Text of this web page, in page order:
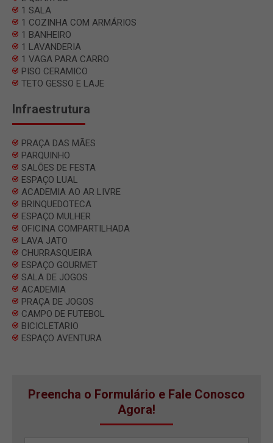
1 SALA
1 COZINHA COM ARMÁRIOS
1 BANHEIRO
1 LAVANDERIA
1 VAGA PARA CARRO
PISO CERAMICO
TETO GESSO E LAJE
Infraestrutura
PRAÇA DAS MÃES
PARQUINHO
SALÕES DE FESTA
ESPAÇO LUAL
ACADEMIA AO AR LIVRE
BRINQUEDOTECA
ESPAÇO MULHER
OFICINA COMPARTILHADA
LAVA JATO
CHURRASQUEIRA
ESPAÇO GOURMET
SALA DE JOGOS
ACADEMIA
PRAÇA DE JOGOS
CAMPO DE FUTEBOL
BICICLETARIO
ESPAÇO AVENTURA
Preencha o Formulário e Fale Conosco
Agora!